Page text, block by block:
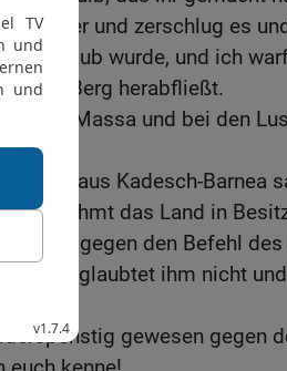
Feuer und zerschlug es
Staub wurde, und ich
dem Berg herabfließt.
und in Massa und bei den
euch aus Kadesch-Barnea
und nehmt das Land in
ihr gegen den Befehl des
und glaubtet ihm nicht
gewesen gegen